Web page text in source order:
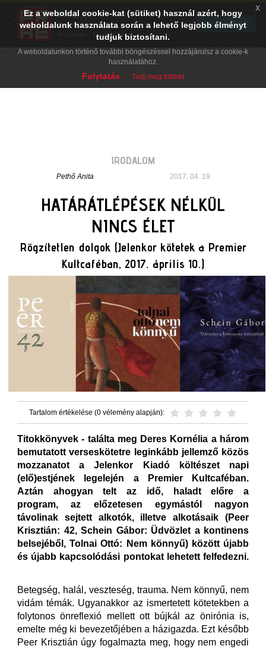
IRODALOM
Pethő Anita 2017. 04. 19.
HATÁRÁTLÉPÉSEK NÉLKÜL
NINCS ÉLET
Rögzítetlen dolgok (Jelenkor kötetek a Premier
Kultcaféban, 2017. április 10.)
Tartalom értékelése (0 vélemény alapján):
Titokkönyvek - találta meg Deres Kornélia a három
bemutatott verseskötetre leginkább jellemző közös
mozzanatot a Jelenkor Kiadó költészet napi
(elő)estjének legelején a Premier Kultcaféban.
Aztán ahogyan telt az idő, haladt előre a
program, az előzetesen egymástól nagyon
távolinak sejtett alkotók, illetve alkotásaik (Peer
Krisztián: 42, Schein Gábor: Üdvözlet a kontinens
belsejéből, Tolnai Ottó: Nem könnyű) között újabb
és újabb kapcsolódási pontokat lehetett felfedezni.
Betegség, halál, veszteség, trauma. Nem könnyű, nem
vidám témák. Ugyanakkor az ismertetett kötetekben a
folytonos önreflexió mellett ott bújkál az önirónia is,
emelte még ki bevezetőjében a házigazda. Ezt később
Peer Krisztián úgy fogalmazta meg, hogy nem engedi
Ez a weboldal cookie-kat (sütiket) használ azért, hogy
weboldalunk használata során a lehető legjobb élményt
tudjuk biztosítani.
A weboldalunkon történő további böngészéssel hozzájárulsz a cookie-k
használatához.
Folytatás Tudj meg többet
x
PRAE.HU
Digital Evolution
Ingyenes - Google Play
TELEPÍTÉS